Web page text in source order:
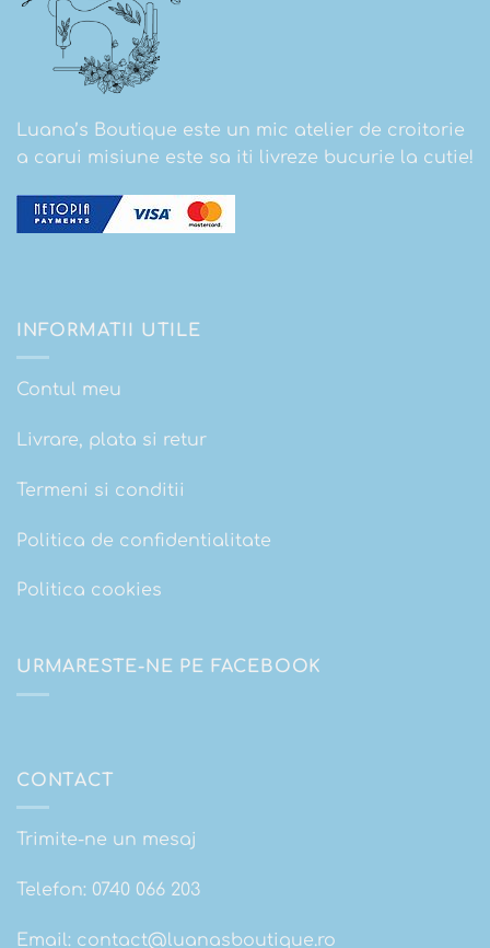
Luana’s Boutique este un mic atelier de croitorie
a carui misiune este sa iti livreze bucurie la cutie!
INFORMATII UTILE
Contul meu
Livrare, plata si retur
Termeni si conditii
Politica de confidentialitate
Politica cookies
URMARESTE-NE PE FACEBOOK
CONTACT
Trimite-ne un mesaj
Telefon: 0740 066 203
Email: contact@luanasboutique.ro